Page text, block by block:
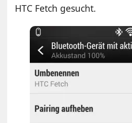
HTC Fetch gesucht.